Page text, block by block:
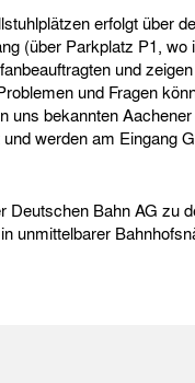
erfolgt über
(über Parkplatz P1,
und
und Fragen
uns bekannten
werden am Eingang
Deutschen Bahn AG zu
unmittelbarer